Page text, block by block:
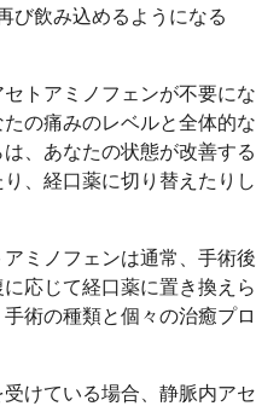
び飲み込めるようになる
トアミノフェンが不要にな
の痛みのレベルと全体的な
、あなたの状態が改善する
、経口薬に切り替えたりし
ミノフェンは通常、手術後
応じて経口薬に置き換えら
術の種類と個々の治癒プロ
けている場合、静脈内アセ